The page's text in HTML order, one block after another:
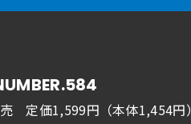
定価1,599円（本体1,454円）